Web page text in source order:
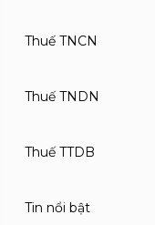
Thuế TNCN
Thuế TNDN
Thuế TTDB
Tin nổi bật